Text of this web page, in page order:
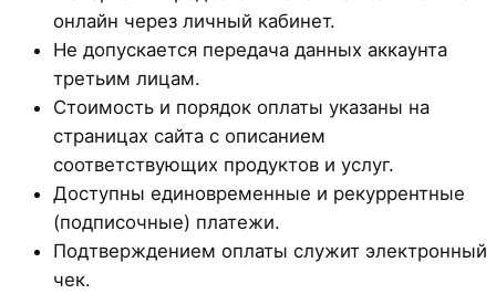
онлайн через личный кабинет.
Не допускается передача данных аккаунта
третьим лицам.
Стоимость и порядок оплаты указаны на
страницах сайта с описанием
соответствующих продуктов и услуг.
Доступны единовременные и рекуррентные
(подписочные) платежи.
Подтверждением оплаты служит электронный
чек.